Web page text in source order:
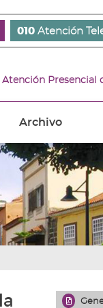
010 Atención
Atención
Archivo